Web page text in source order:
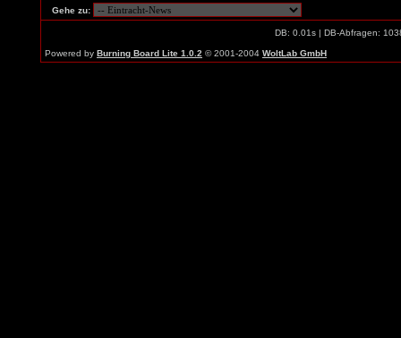
Gehe zu:
DB: 0.01s | DB-Abfragen:
Powered by Burning Board Lite 1.0.2 © 2001-2004 WoltLab GmbH